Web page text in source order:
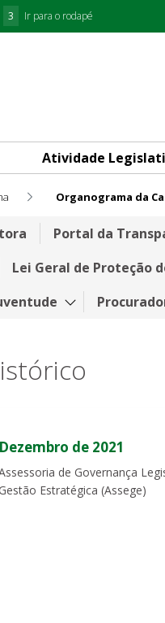
3 Ir para o rodapé
Atividade
Organograma da
Portal da
Lei Geral de Proteção
Dezembro de 2021
de Governança
Gestão Estratégica (Assege)